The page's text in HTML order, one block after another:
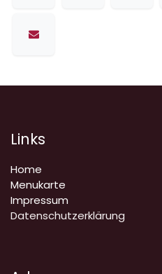
Links
Home
Menukarte
Impressum
Datenschutzerklärung